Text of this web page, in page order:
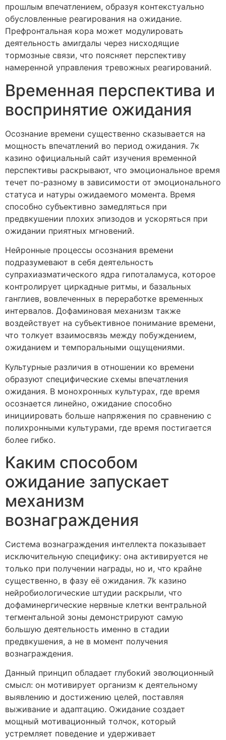
прошлым впечатлением, образуя контекстуально
обусловленные реагирования на ожидание.
Префронтальная кора может модулировать
деятельность амигдалы через нисходящие
тормозные связи, что поясняет перспективу
намеренной управления тревожных реагирований.
Временная перспектива и
воспринятие ожидания
Осознание времени существенно сказывается на
мощность впечатлений во период ожидания. 7к
казино официальный сайт изучения временной
перспективы раскрывают, что эмоциональное время
течет по-разному в зависимости от эмоционального
статуса и натуры ожидаемого момента. Время
способно субъективно замедляться при
предвкушении плохих эпизодов и ускоряться при
ожидании приятных мгновений.
Нейронные процессы осознания времени
подразумевают в себя деятельность
супрахиазматического ядра гипоталамуса, которое
контролирует циркадные ритмы, и базальных
ганглиев, вовлеченных в переработке временных
интервалов. Дофаминовая механизм также
воздействует на субъективное понимание времени,
что толкует взаимосвязь между побуждением,
ожиданием и темпоральными ощущениями.
Культурные различия в отношении ко времени
образуют специфические схемы впечатления
ожидания. В монохронных культурах, где время
осознается линейно, ожидание способно
инициировать больше напряжения по сравнению с
полихронными культурами, где время постигается
более гибко.
Каким способом
ожидание запускает
механизм
вознаграждения
Система вознаграждения интеллекта показывает
исключительную специфику: она активируется не
только при получении награды, но и, что крайне
существенно, в фазу её ожидания. 7k казино
нейробиологические штудии раскрыли, что
дофаминергические нервные клетки вентральной
тегментальной зоны демонстрируют самую
большую деятельность именно в стадии
предвкушения, а не в момент получения
вознаграждения.
Данный принцип обладает глубокий эволюционный
смысл: он мотивирует организм к деятельному
выявлению и достижению целей, поставляя
выживание и адаптацию. Ожидание создает
мощный мотивационный толчок, который
устремляет поведение и удерживает